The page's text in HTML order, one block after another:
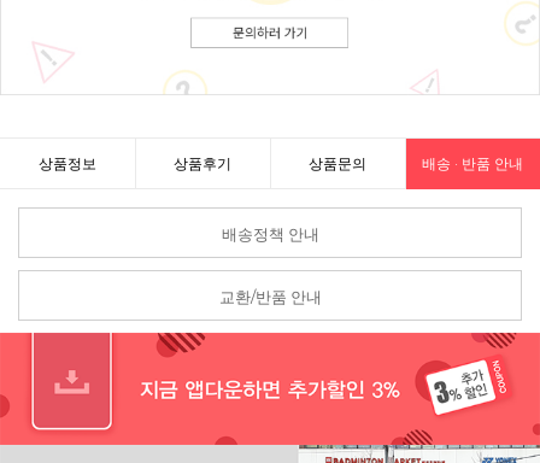
상품정보 상품후기 상품문의 배송 · 반품 안내
배송정책 안내
교환/반품 안내